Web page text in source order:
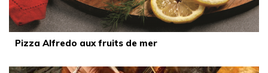
Pizza Alfredo aux fruits de mer